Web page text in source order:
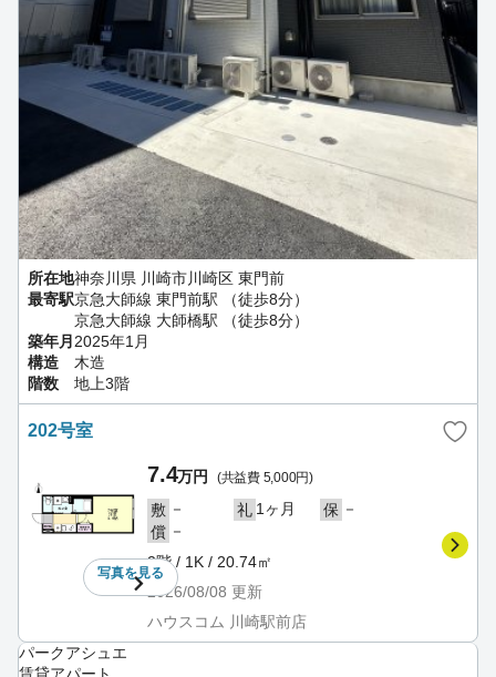
所在地神奈川県 川崎市川崎区 東門前
最寄駅京急大師線 東門前駅 （徒歩8分）
京急大師線 大師橋駅 （徒歩8分）
築年月2025年1月
構造
木造
階数
地上3階
202号室
写真を見る
7.4万円 (共益費 5,000円)
敷 － 礼 1ヶ月 保 －
償 －
2階 / 1K / 20.74㎡
2026/08/08 更新
ハウスコム 川崎駅前店
パークアシュエ
賃貸アパート